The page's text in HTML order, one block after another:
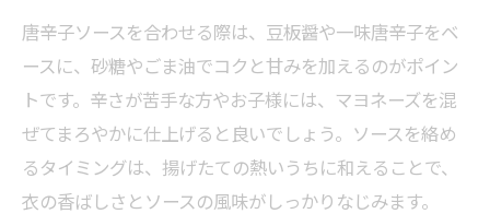
唐辛子ソースを合わせる際は、豆板醤や一味唐辛子をベ
ースに、砂糖やごま油でコクと甘みを加えるのがポイン
トです。辛さが苦手な方やお子様には、マヨネーズを混
ぜてまろやかに仕上げると良いでしょう。ソースを絡め
るタイミングは、揚げたての熱いうちに和えることで、
衣の香ばしさとソースの風味がしっかりなじみます。